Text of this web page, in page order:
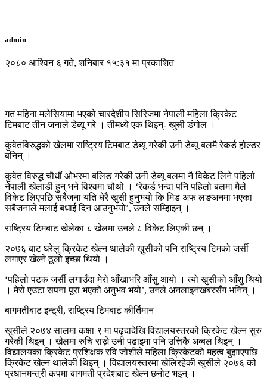
admin
२०८० आश्विन ६ गते, शनिबार १५:३१ मा प्रकाशित
गत महिना मलेसियामा भएको चारदेशीय सिरिजमा नेपाली महिला क्रिकेट
टिमबाट तीन जनाले डेब्यू गरे । तीमध्ये एक थिइन्- खुसी डंगोल ।
कुवेतविरुद्धको खेलमा राष्ट्रिय टिमबाट डेब्यू गरेकी उनी डेब्यू बलमै रेकर्ड होल्डर
बनिन् ।
कुवेत विरुद्ध चौधौं ओभरमा बलिङ गरेकी उनी डेब्यू बलमा नै विकेट लिने पहिलो
नेपाली खेलाडी हुन् भने विश्वमा चौथो । ‘रेकर्ड भन्दा पनि पहिलो बलमा मैले
विकेट लिएपछि सबैजना यति धेरै खुसी हुनुभयो कि मिड अफ लङअनमा भएका
सबैजनाले मलाई बधाई दिन आउनुभयो’, उनले सम्झिइन् ।
राष्ट्रिय टिमबाट खेलेका ८ खेलमा उनले ८ विकेट लिएकी छन् ।
२०७६ बाट घरेलु क्रिकेट खेल्न थालेकी खुुसीको पनि राष्ट्रिय टिमको जर्सी
लगाएर खेल्ने ठूलो इच्छा थियो ।
‘पहिलो पटक जर्सी लगाउँदा मेरो आँखाभरि आँसु आयो । त्यो खुसीको आँशु थियो
। मेरो एउटा सपना पूरा भएको अनुभव भयो’, उनले अनलाइनखबरसँग भनिन् ।
बागमतीबाट इन्ट्री, राष्ट्रिय टिमबाट कीर्तिमान
खुसीले २०७४ सालमा कक्षा ९ मा पढ्दादेखि विद्यालयस्तरको क्रिकेट खेल्न सुरु
गरेकी थिइन् । खेलमा रुचि राख्ने उनी पढाइमा पनि उत्तिकै अब्बल थिइन् ।
विद्यालयका क्रिकेट प्रशिक्षक रवि जोशीले महिला क्रिकेटको महत्व बुझाएपछि
क्रिकेट खेल्न थालेकी थिइन् । विद्यालयस्तरमा खेलिरहेकी खुसीले २०७६ को
प्रधानमन्त्री कपमा बागमती प्रदेशबाट खेल्न छनोट भइन् ।